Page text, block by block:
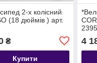
2-х колісний
(18 дюймів ) арт.
₴
Купити
4